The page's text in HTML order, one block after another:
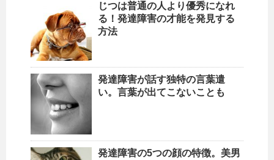
じつは普通の人より優秀になれ
る！発達障害の才能を発見する
方法
発達障害が話す独特の言葉遣
い。言葉が出てこないことも
発達障害の5つの顔の特徴。美男